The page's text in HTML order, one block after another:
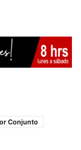
Conjunto